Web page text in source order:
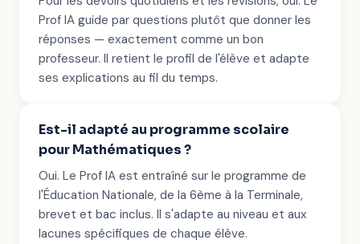
Prof IA guide par questions plutôt que donner les
réponses — exactement comme un bon
professeur. Il retient le profil de l'élève et adapte
ses explications au fil du temps.
Est-il adapté au programme scolaire
pour Mathématiques ?
Oui. Le Prof IA est entraîné sur le programme de
l'Éducation Nationale, de la 6ème à la Terminale,
brevet et bac inclus. Il s'adapte au niveau et aux
lacunes spécifiques de chaque élève.